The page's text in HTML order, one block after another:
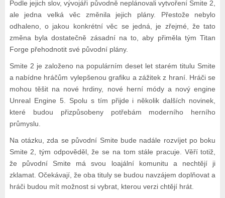
Podle jejich slov, vývojáři původně neplánovali vytvoření Smite 2,
ale jedna velká věc změnila jejich plány. Přestože nebylo
odhaleno, o jakou konkrétní věc se jedná, je zřejmé, že tato
změna byla dostatečně zásadní na to, aby přiměla tým Titan
Forge přehodnotit své původní plány.
Smite 2 je založeno na populárním deset let starém titulu Smite
a nabídne hráčům vylepšenou grafiku a zážitek z hraní. Hráči se
mohou těšit na nové hrdiny, nové herní módy a nový engine
Unreal Engine 5. Spolu s tím přijde i několik dalších novinek,
které budou přizpůsobeny potřebám moderního herního
průmyslu.
Na otázku, zda se původní Smite bude nadále rozvíjet po boku
Smite 2, tým odpověděl, že se na tom stále pracuje. Věří totiž,
že původní Smite má svou loajální komunitu a nechtějí ji
zklamat. Očekávají, že oba tituly se budou navzájem doplňovat a
hráči budou mít možnost si vybrat, kterou verzi chtějí hrát.